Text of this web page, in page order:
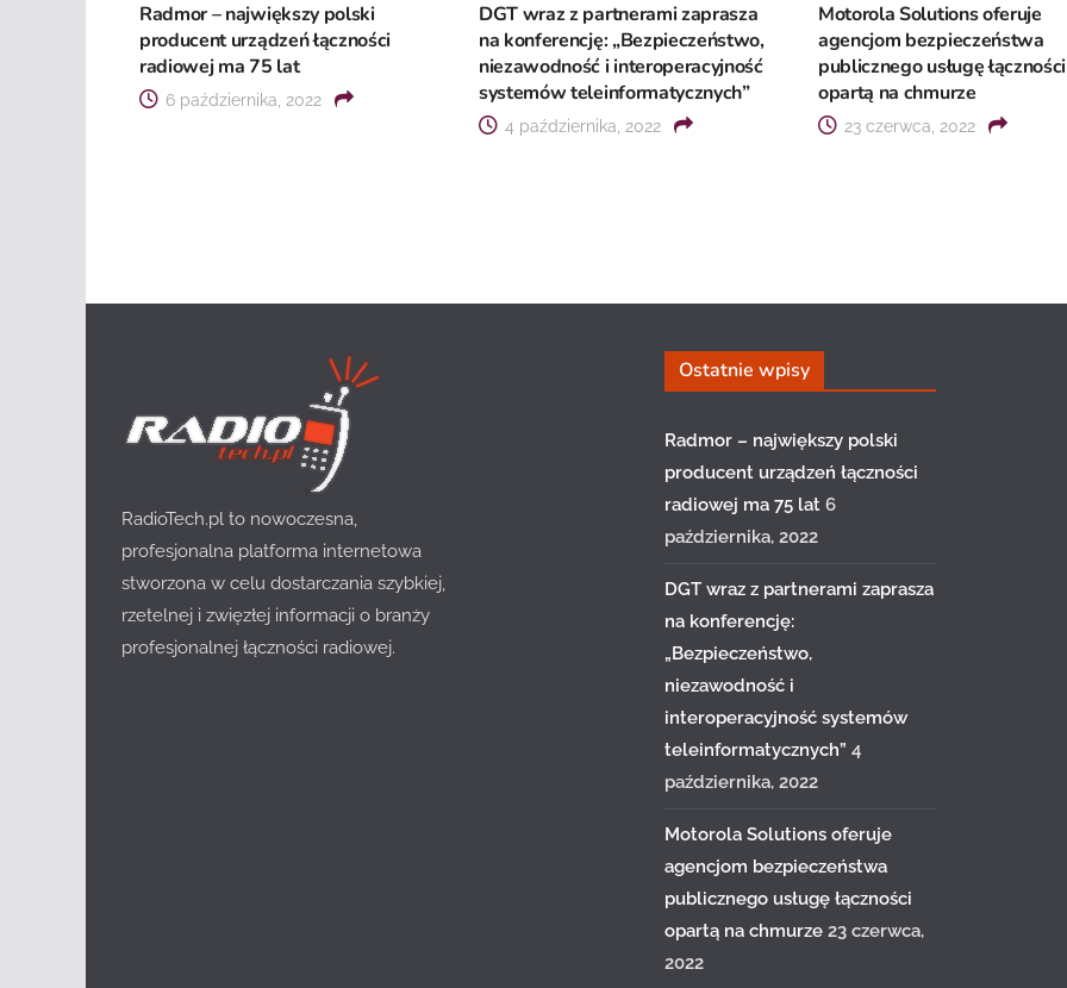
Radmor – największy polski
producent urządzeń łączności
radiowej ma 75 lat
6 października, 2022
DGT wraz z partnerami zaprasza
na konferencję: „Bezpieczeństwo,
niezawodność i interoperacyjność
systemów teleinformatycznych”
4 października, 2022
Motorola Solutions oferuje
agencjom bezpieczeństwa
publicznego usługę łączności
opartą na chmurze
23 czerwca, 2022
RadioTech.pl to nowoczesna,
profesjonalna platforma internetowa
stworzona w celu dostarczania szybkiej,
rzetelnej i zwięzłej informacji o branży
profesjonalnej łączności radiowej.
Ostatnie wpisy
Radmor – największy polski
producent urządzeń łączności
radiowej ma 75 lat 6
października, 2022
DGT wraz z partnerami zaprasza
na konferencję:
„Bezpieczeństwo,
niezawodność i
interoperacyjność systemów
teleinformatycznych” 4
października, 2022
Motorola Solutions oferuje
agencjom bezpieczeństwa
publicznego usługę łączności
opartą na chmurze 23 czerwca,
2022